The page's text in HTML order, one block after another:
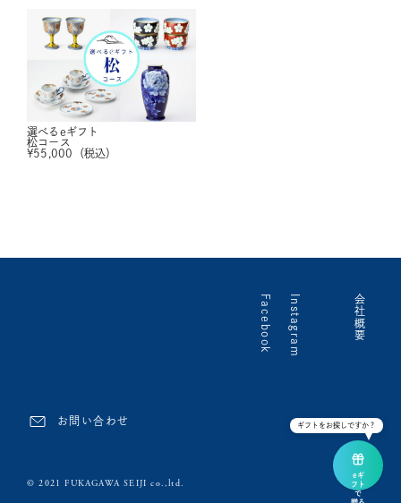
選べるeギフト
松コース
¥55,000 （税込）
会社概要
Instagram
Facebook
お問い合わせ
© 2021 FUKAGAWA SEIJI co.,ltd.
eギ
フト
で
ギフトをお探しですか？